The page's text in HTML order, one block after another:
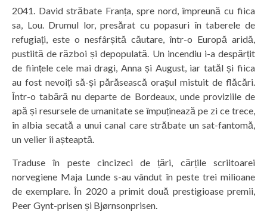
2041. David străbate Franța, spre nord, împreună cu fiica
sa, Lou. Drumul lor, presărat cu popasuri în taberele de
refugiați, este o nesfârșită căutare, într-o Europă aridă,
pustiită de război și depopulată. Un incendiu i-a despărțit
de ființele cele mai dragi, Anna și August, iar tatăl și fiica
au fost nevoiți să-și părăsească orașul mistuit de flăcări.
Într-o tabără nu departe de Bordeaux, unde proviziile de
apă și resursele de umanitate se împuținează pe zi ce trece,
în albia secată a unui canal care străbate un sat-fantomă,
un velier îi așteaptă.
Traduse în peste cincizeci de țări, cărțile scriitoarei
norvegiene Maja Lunde s-au vândut în peste trei milioane
de exemplare. În 2020 a primit două prestigioase premii,
Peer Gynt-prisen și Bjørnsonprisen.